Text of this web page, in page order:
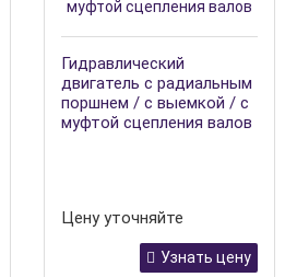
Гидравлический
двигатель с радиальным
поршнем / с выемкой / с
муфтой сцепления валов
Цену уточняйте
Узнать цену